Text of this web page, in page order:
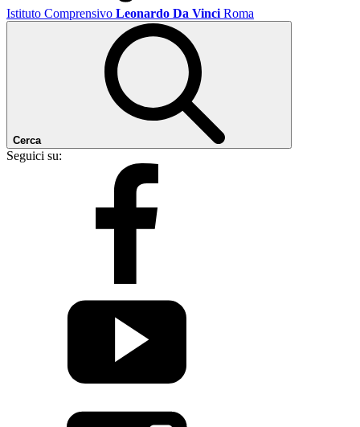
Istituto Comprensivo Leonardo Da Vinci Roma
Cerca
Seguici su: